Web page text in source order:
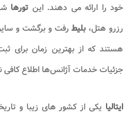
خود را ارائه می دهند. این تورها
رزرو هتل،بلیط رفت و برگشت و
هستند که از بهترین زمان برای
جزئیات خدمات آژانس‌ها اطلاع کافی
ایتالیا یکی از کشور های زیبا و